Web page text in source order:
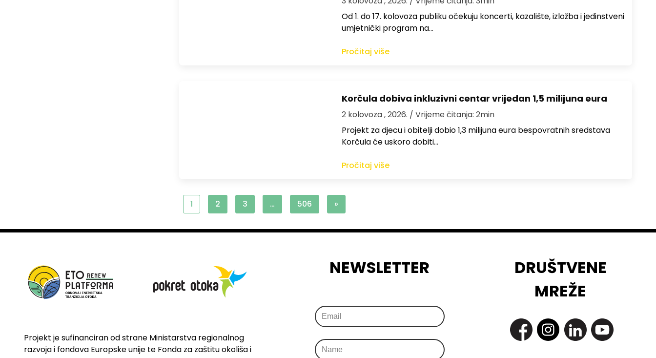
Od 1. do 17. kolovoza publiku očekuju koncerti, kazalište, izložba i jedinstveni
umjetnički program na…
Pročitaj više
Korčula dobiva inkluzivni centar vrijedan 1,5 milijuna eura
2 kolovoza , 2026. / Vrijeme čitanja: 2min
Projekt za djecu i obitelji dobio 1,3 milijuna eura bespovratnih sredstava
Korčula će uskoro dobiti…
Pročitaj više
1 2 3 … 506 »
Projekt je sufinanciran od strane Ministarstva regionalnog
razvoja i fondova Europske unije te Fonda za zaštitu okoliša i
NEWSLETTER
DRUŠTVENE
MREŽE